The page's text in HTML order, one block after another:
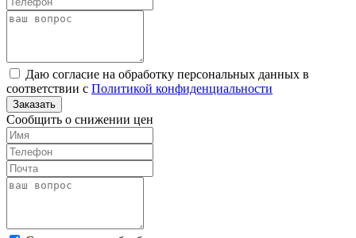
Даю согласие на обработку персональных данных в
соответствии с Политикой конфиденциальности
Заказать
Сообщить о снижении цен